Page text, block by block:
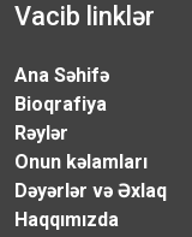
Vacib linklər
Ana Səhifə
Bioqrafiya
Rəylər
Onun kəlamları
Dəyərlər və Əxlaq
Haqqımızda